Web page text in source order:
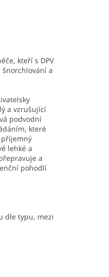
kteří s DPV
a
a vzrušující
podvodní
které
lehké a
a
pohodlí
dle typu, mezi